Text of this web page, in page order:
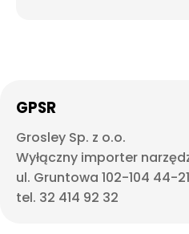
GPSR
Grosley Sp. z o.o.
Wyłączny importer
ul. Gruntowa 102-104 44-
tel. 32 414 92 32